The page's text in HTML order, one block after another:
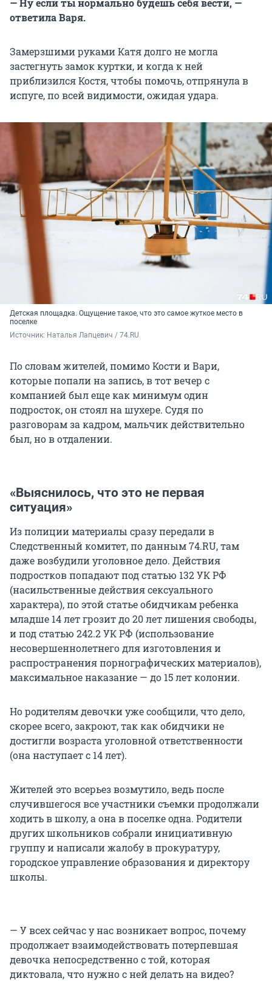
— Ну если ты нормально будешь себя вести, —
ответила Варя.
Замерзшими руками Катя долго не могла
застегнуть замок куртки, и когда к ней
приблизился Костя, чтобы помочь, отпрянула в
испуге, по всей видимости, ожидая удара.
Детская площадка. Ощущение такое, что это самое жуткое место в
поселке
Источник: Наталья Лапцевич / 74.RU
По словам жителей, помимо Кости и Вари,
которые попали на запись, в тот вечер с
компанией был еще как минимум один
подросток, он стоял на шухере. Судя по
разговорам за кадром, мальчик действительно
был, но в отдалении.
«Выяснилось, что это не первая
ситуация»
Из полиции материалы сразу передали в
Следственный комитет, по данным 74.RU, там
даже возбудили уголовное дело. Действия
подростков попадают под статью 132 УК РФ
(насильственные действия сексуального
характера), по этой статье обидчикам ребенка
младше 14 лет грозит до 20 лет лишения свободы,
и под статью 242.2 УК РФ (использование
несовершеннолетнего для изготовления и
распространения порнографических материалов),
максимальное наказание — до 15 лет колонии.
Но родителям девочки уже сообщили, что дело,
скорее всего, закроют, так как обидчики не
достигли возраста уголовной ответственности
(она наступает с 14 лет).
Жителей это всерьез возмутило, ведь после
случившегося все участники съемки продолжали
ходить в школу, а она в поселке одна. Родители
других школьников собрали инициативную
группу и написали жалобу в прокуратуру,
городское управление образования и директору
школы.
— У всех сейчас у нас возникает вопрос, почему
продолжает взаимодействовать потерпевшая
девочка непосредственно с той, которая
диктовала, что нужно с ней делать на видео?